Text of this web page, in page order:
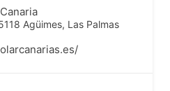
Agüimes, Las Palmas